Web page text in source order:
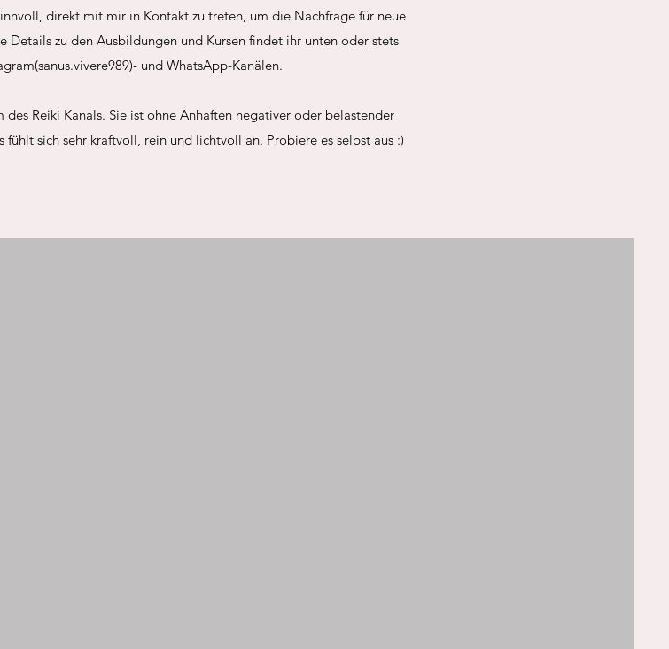
direkt mit mir in Kontakt zu treten, um die Nachfrage für neue
Details zu den Ausbildungen und Kursen findet ihr unten oder stets
und WhatsApp-Kanälen.
des Reiki Kanals. Sie ist ohne Anhaften negativer oder belastender
sich sehr kraftvoll, rein und lichtvoll an. Probiere es selbst aus :)